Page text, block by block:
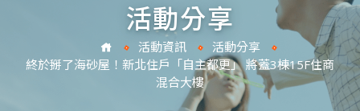
活動分享
活動資訊
活動分享
終於掰了海砂屋！新北住戶「自主都更」 將蓋3棟15F住商
混合大樓